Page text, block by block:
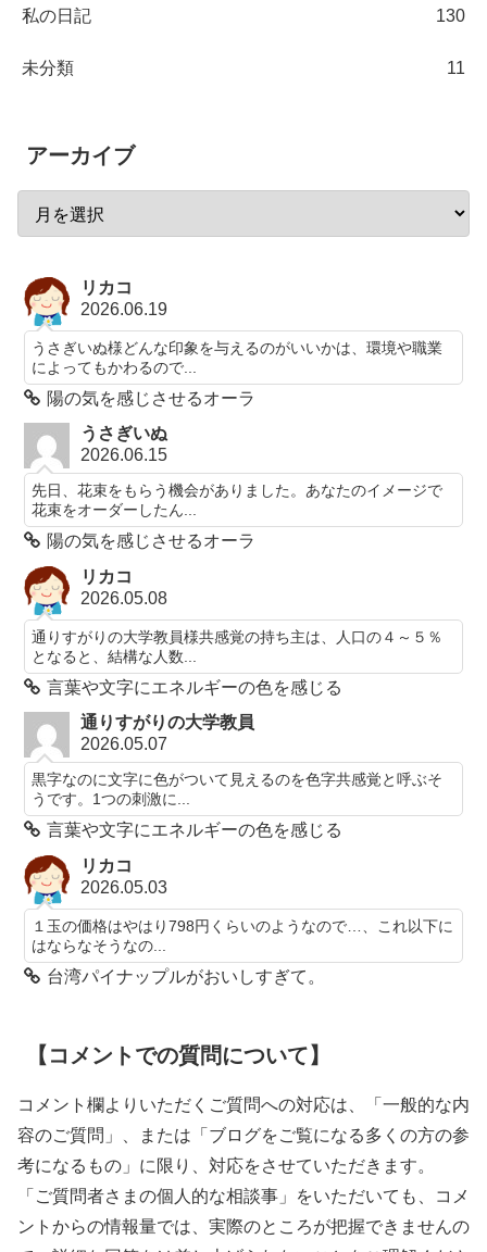
私の日記 130
未分類 11
アーカイブ
リカコ
2026.06.19
うさぎいぬ様どんな印象を与えるのがいいかは、環境や職業
によってもかわるので...
陽の気を感じさせるオーラ
うさぎいぬ
2026.06.15
先日、花束をもらう機会がありました。あなたのイメージで
花束をオーダーしたん...
陽の気を感じさせるオーラ
リカコ
2026.05.08
通りすがりの大学教員様共感覚の持ち主は、人口の４～５％
となると、結構な人数...
言葉や文字にエネルギーの色を感じる
通りすがりの大学教員
2026.05.07
黒字なのに文字に色がついて見えるのを色字共感覚と呼ぶそ
うです。1つの刺激に...
言葉や文字にエネルギーの色を感じる
リカコ
2026.05.03
１玉の価格はやはり798円くらいのようなので…、これ以下に
はならなそうなの...
台湾パイナップルがおいしすぎて。
【コメントでの質問について】
コメント欄よりいただくご質問への対応は、「一般的な内
容のご質問」、または「ブログをご覧になる多くの方の参
考になるもの」に限り、対応をさせていただきます。
「ご質問者さまの個人的な相談事」をいただいても、コメ
ントからの情報量では、実際のところが把握できませんの